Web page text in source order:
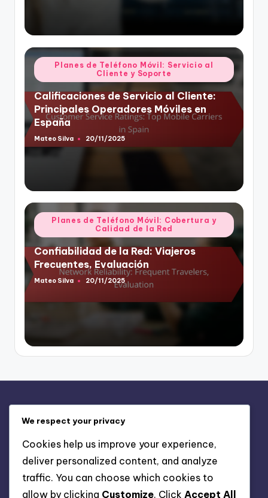
Posted
in
Planes de Teléfono Móvil: Servicio al
Cliente y Soporte
Calificaciones de Servicio al Cliente:
Principales Operadores Móviles en
España
Posted
by
Mateo Silva 20/11/2025
Posted
in
Planes de Teléfono Móvil: Cobertura y
Calidad de la Red
Confiabilidad de la Red: Viajeros
Frecuentes, Evaluación
Posted
Mateo Silva 20/11/2025
Contáctanos
Cookies y seguimiento
Quiénes Somos
We respect your privacy
Cookies help us improve your experience,
deliver personalized content, and analyze
traffic. You can choose which cookies to
allow by clicking Customize. Click Accept All